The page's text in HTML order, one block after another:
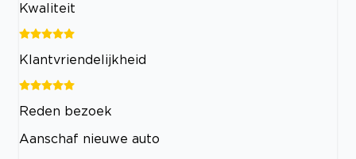
Kwaliteit
Klantvriendelijkheid
Reden bezoek
Aanschaf nieuwe auto